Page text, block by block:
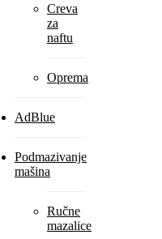
Creva
za
naftu
Oprema
AdBlue
Podmazivanje
mašina
Ručne
mazalice